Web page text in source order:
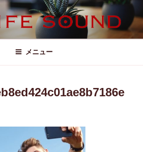
(ライフサウンド)
メニュー